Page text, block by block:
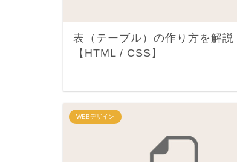
表（テーブル）の作り方を解説
【HTML / CSS】
WEBデザイン